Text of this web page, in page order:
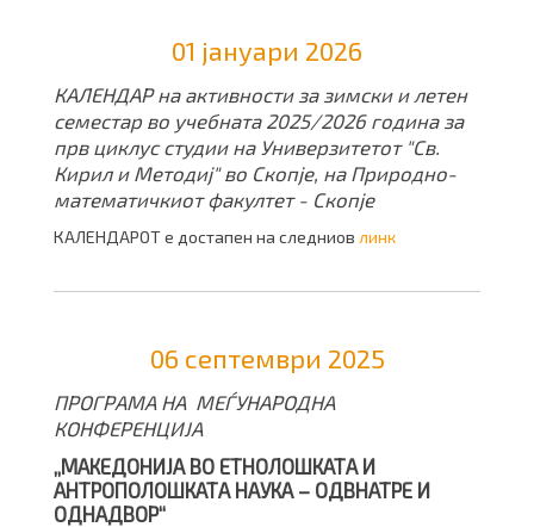
01 јануари 2026
КАЛЕНДАР на активности за зимски и летен
семестар во учебната 2025/2026 година за
прв циклус студии на Универзитетот "Св.
Кирил и Методиј" во Скопје, на Природно-
математичкиот факултет - Скопје
КАЛЕНДАРОТ е достапен на следниов линк
06 септември 2025
ПРОГРАМА НА МЕЃУНАРОДНА
КОНФЕРЕНЦИЈА
„МАКЕДОНИЈА ВО ЕТНОЛОШКАТА И
АНТРОПОЛОШКАТА НАУКА – ОДВНАТРЕ И
ОДНАДВОР“